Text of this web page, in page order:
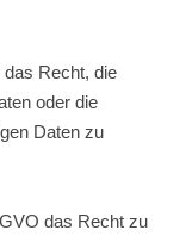
Recht, die
oder die
Daten zu
das Recht zu